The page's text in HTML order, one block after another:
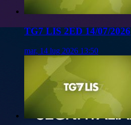
TG7 LIS 2ED 14/07/2026
mar, 14 lug 2026 13:50